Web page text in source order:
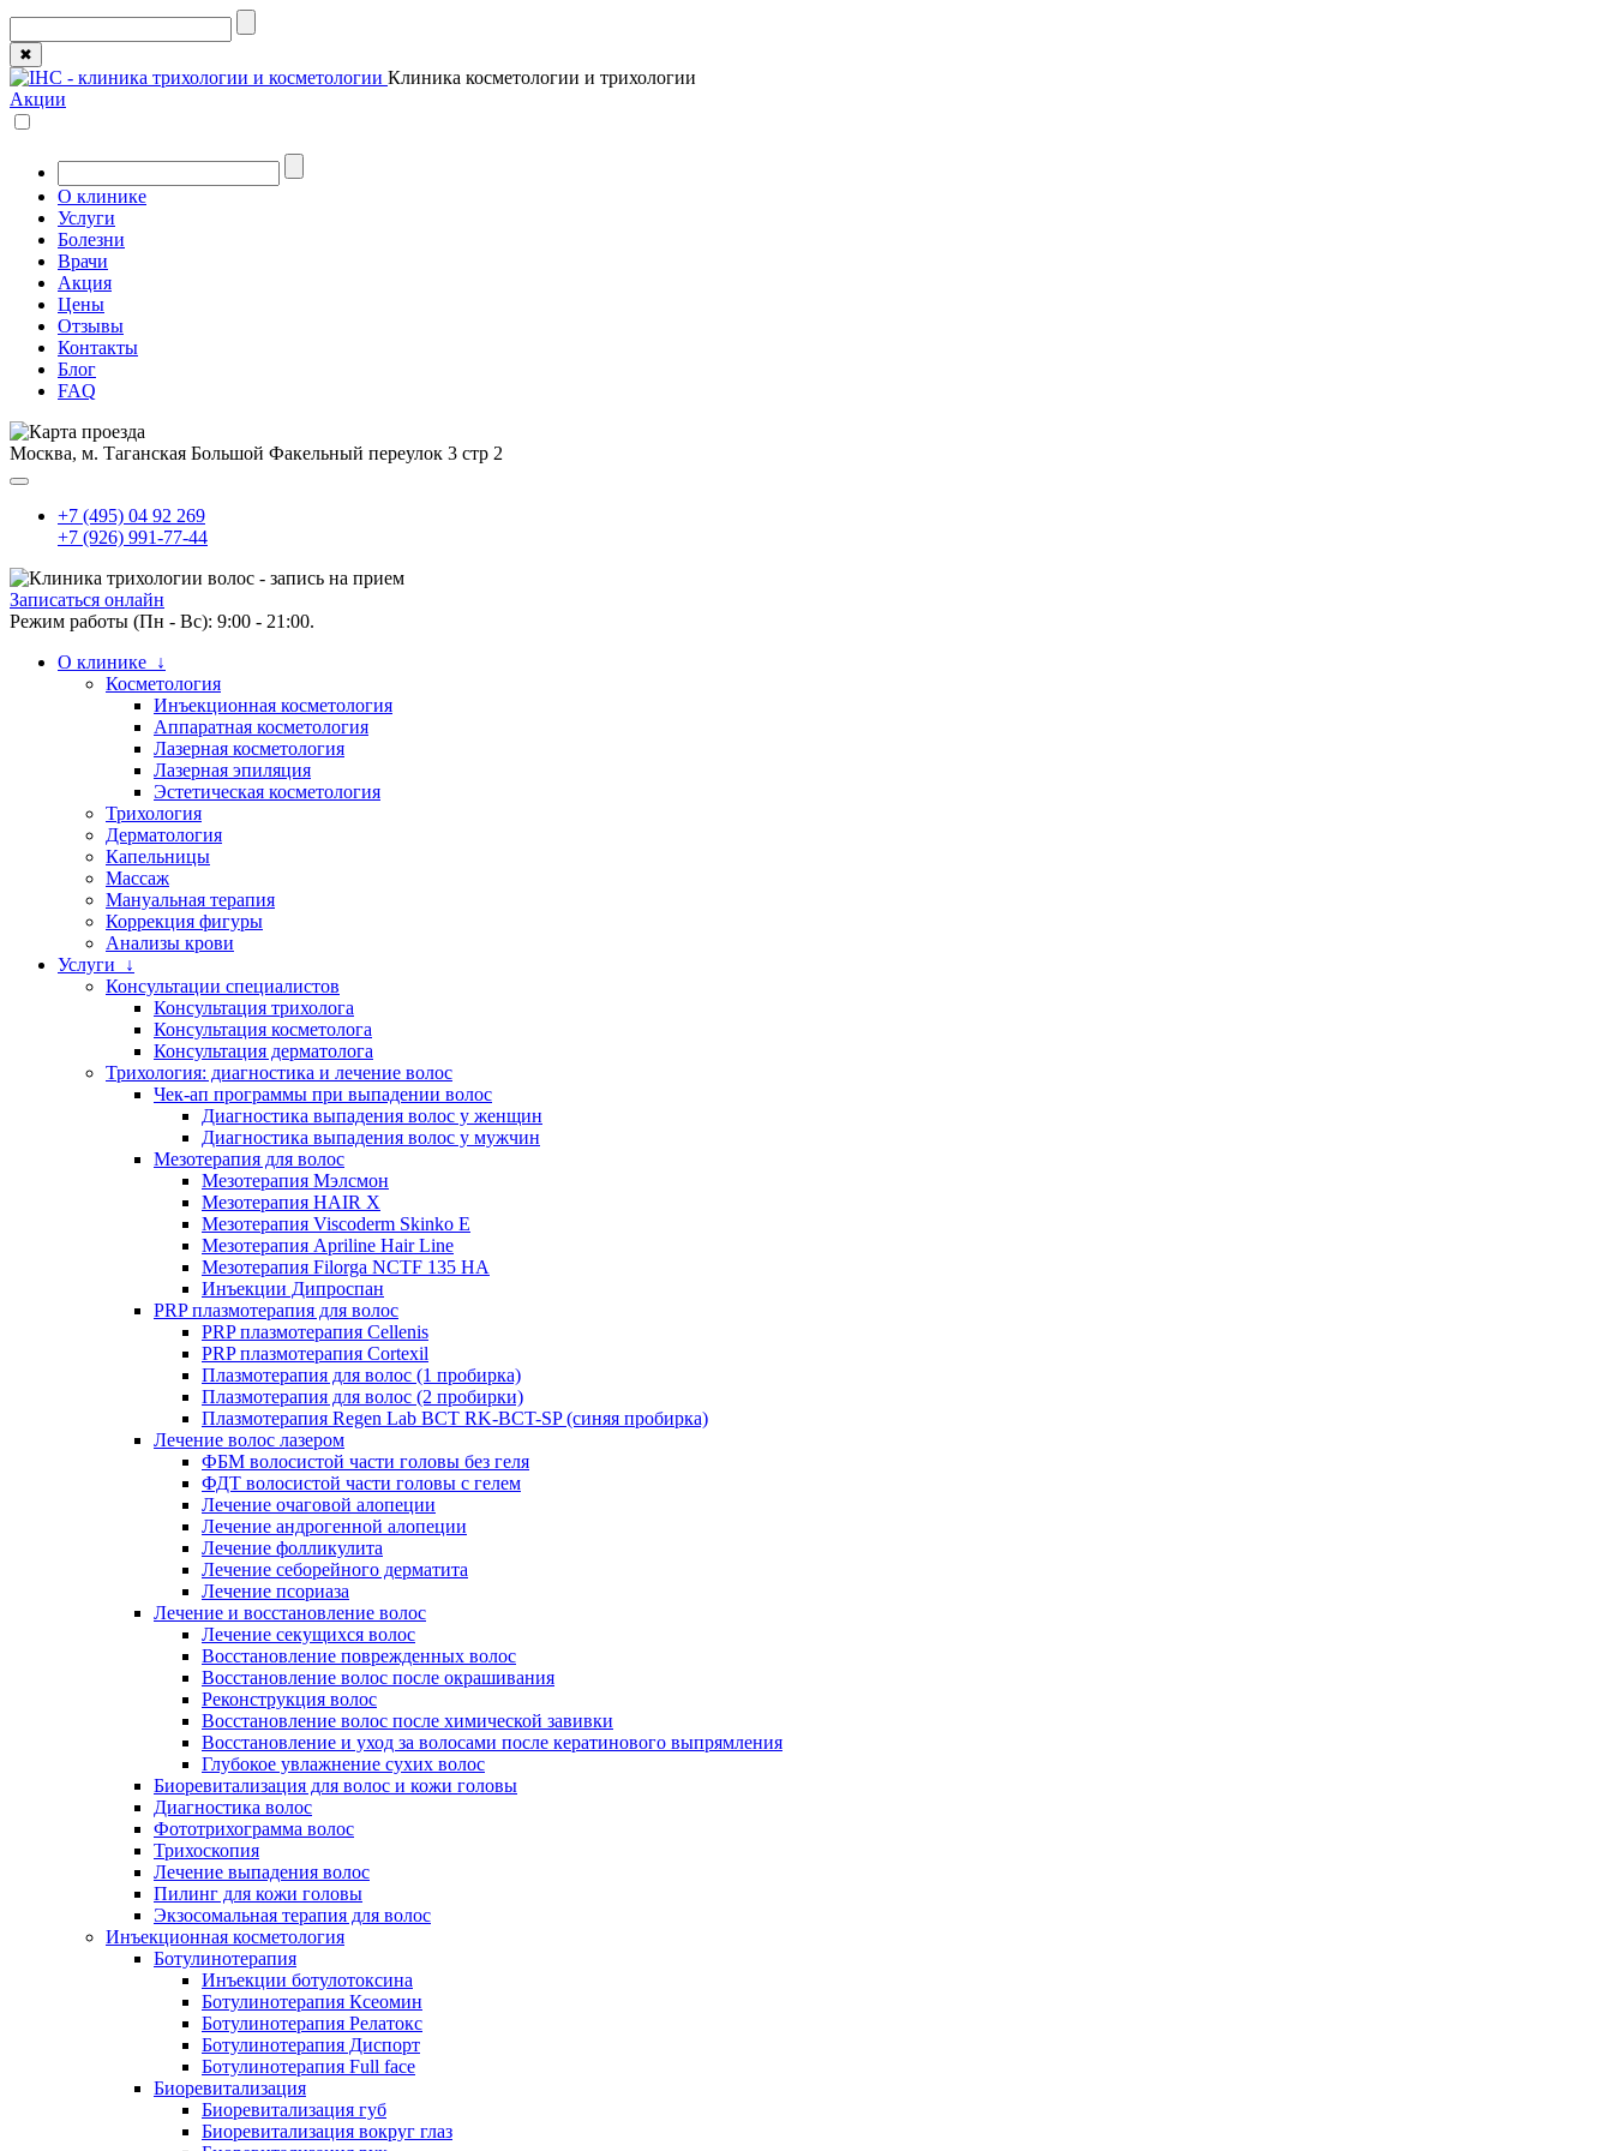
✖
Клиника косметологии и трихологии
Акции
О клинике
Услуги
Болезни
Врачи
Акция
Цены
Отзывы
Контакты
Блог
FAQ
Москва, м. Таганская Большой Факельный переулок 3 стр 2
+7 (495) 04 92 269
+7 (926) 991-77-44
Записаться онлайн
Режим работы (Пн - Вс): 9:00 - 21:00.
О клинике ↓
Косметология
Инъекционная косметология
Аппаратная косметология
Лазерная косметология
Лазерная эпиляция
Эстетическая косметология
Трихология
Дерматология
Капельницы
Массаж
Мануальная терапия
Коррекция фигуры
Анализы крови
Услуги ↓
Консультации специалистов
Консультация трихолога
Консультация косметолога
Консультация дерматолога
Трихология: диагностика и лечение волос
Чек-ап программы при выпадении волос
Диагностика выпадения волос у женщин
Диагностика выпадения волос у мужчин
Мезотерапия для волос
Мезотерапия Мэлсмон
Мезотерапия HAIR X
Мезотерапия Viscoderm Skinko E
Мезотерапия Apriline Hair Line
Мезотерапия Filorga NCTF 135 HA
Инъекции Дипроспан
PRP плазмотерапия для волос
PRP плазмотерапия Cellenis
PRP плазмотерапия Cortexil
Плазмотерапия для волос (1 пробирка)
Плазмотерапия для волос (2 пробирки)
Плазмотерапия Regen Lab BCT RK-BCT-SP (синяя пробирка)
Лечение волос лазером
ФБМ волосистой части головы без геля
ФДТ волосистой части головы с гелем
Лечение очаговой алопеции
Лечение андрогенной алопеции
Лечение фолликулита
Лечение себорейного дерматита
Лечение псориаза
Лечение и восстановление волос
Лечение секущихся волос
Восстановление поврежденных волос
Восстановление волос после окрашивания
Реконструкция волос
Восстановление волос после химической завивки
Восстановление и уход за волосами после кератинового выпрямления
Глубокое увлажнение сухих волос
Биоревитализация для волос и кожи головы
Диагностика волос
Фототрихограмма волос
Трихоскопия
Лечение выпадения волос
Пилинг для кожи головы
Экзосомальная терапия для волос
Инъекционная косметология
Ботулинотерапия
Инъекции ботулотоксина
Ботулинотерапия Ксеомин
Ботулинотерапия Релатокс
Ботулинотерапия Диспорт
Ботулинотерапия Full face
Биоревитализация
Биоревитализация губ
Биоревитализация вокруг глаз